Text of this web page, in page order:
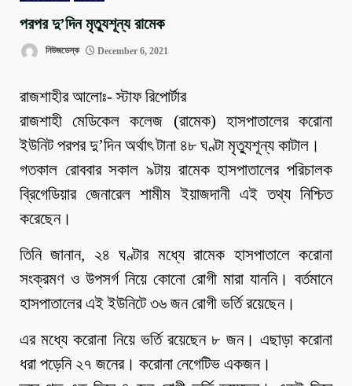
পরপর দু’দিন মৃত্যুশূন্য রামেক
নিউজডেস্ক December 6, 2021
রাজশাহীর আলোঃ- স্টাফ রিপোর্টার
রাজশাহী মেডিকেল কলেজ (রামেক) হাসপাতালের করোনা
ইউনিট পরপর দু’দিন অর্থাৎ টানা ৪৮ ঘণ্টা মৃত্যুশূন্য কাটাল।
গতকাল রোববার সকাল ৯টায় রামেক হাসপাতালের পরিচালক
ব্রিগেডিয়ার জেনারেল শামীম ইয়াজদানী এই তথ্য নিশ্চিত
করেছেন।
তিনি জানান, ২৪ ঘণ্টার মধ্যে রামেক হাসপাতালে করোনা
সংক্রমণ ও উপসর্গ নিয়ে কোনো রোগী মারা যাননি। বর্তমানে
হাসপাতালের এই ইউনিটে ৩৬ জন রোগী ভর্তি রয়েছেন।
এর মধ্যে করোনা নিয়ে ভর্তি রয়েছেন ৮ জন। এছাড়া করোনা
ধরা পড়েনি ২৭ জনের। করোনা নেগেটিভ একজন।